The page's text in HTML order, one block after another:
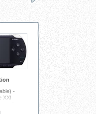
-
XXI
grafice